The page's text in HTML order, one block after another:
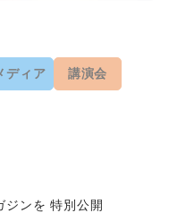
ディア 講演会
ジンを 特別公開